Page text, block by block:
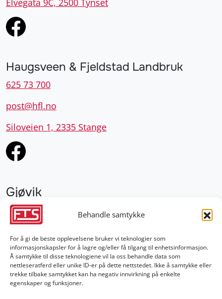
Behandle samtykke
For å gi de beste opplevelsene bruker vi teknologier som
informasjonskapsler for å lagre og/eller få tilgang til enhetsinformasjon.
Å samtykke til disse teknologiene vil la oss behandle data som
nettleseratferd eller unike ID-er på dette nettstedet. Ikke å samtykke eller
trekke tilbake samtykket kan ha negativ innvirkning på enkelte
egenskaper og funksjoner.
Haugsveen & Fjeldstad Landbruk
625 73 700
post@hfl.no
Siloveien 1, 2335 Stange
Gjøvik
952 28 000
Damvegen 4, 2827 Hunndalen